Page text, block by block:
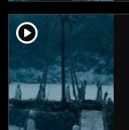
player2